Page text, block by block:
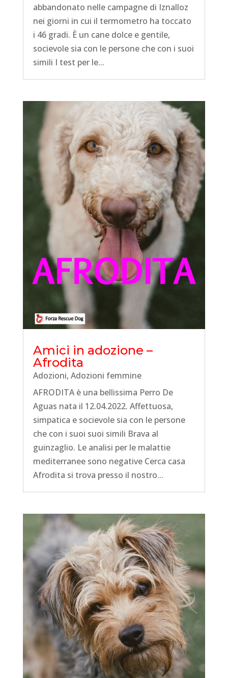
abbandonato nelle campagne di Iznalloz
nei giorni in cui il termometro ha toccato
i 46 gradi. È un cane dolce e gentile,
socievole sia con le persone che con i suoi
simili I test per le...
Amici in adozione –
Afrodita
Adozioni, Adozioni femmine
AFRODITA è una bellissima Perro De
Aguas nata il 12.04.2022. Affettuosa,
simpatica e socievole sia con le persone
che con i suoi suoi simili Brava al
guinzaglio. Le analisi per le malattie
mediterranee sono negative Cerca casa
Afrodita si trova presso il nostro...